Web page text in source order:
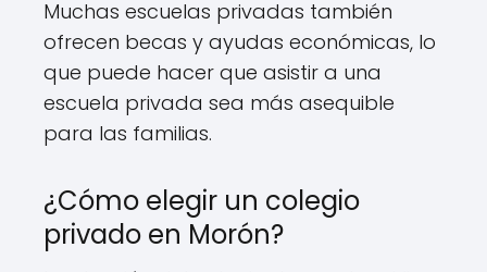
Muchas escuelas privadas también
ofrecen becas y ayudas económicas, lo
que puede hacer que asistir a una
escuela privada sea más asequible
para las familias.
¿Cómo elegir un colegio
privado en Morón?